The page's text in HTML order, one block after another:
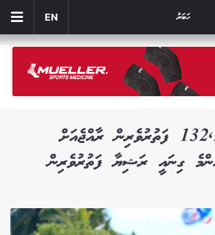
ހަބަރު EN
މިހާތަނަށް 132,235 ފަތުރުވެރިން ރާއްޖެއަށް
ގިނައީ ރަޝިޔާ ފަތުރުވެރިން